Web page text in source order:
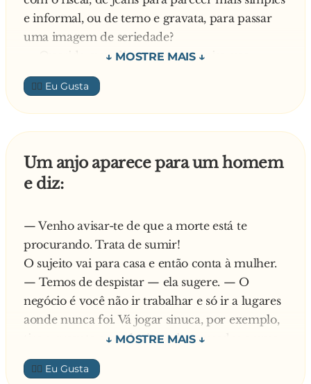
- Os dois! Não podemos facilitar!
O cara chega no serviço todo arranhado,
gravata
torta, cheio de hematomas no rosto. Ao ver
aquela figura grotesca,seu
- O que foi que aconteceu, cara, sofreu algum
acidente?
- Mas, e quanto a esses ferimentos?
- É que a velha não queira entrar no caixão de
jeito nenhum!!!
— É que o meu problema é no pé esquerdo.
e informal, ou de terno e gravata, para passar
uma imagem de seriedade?
— Querido, vou dizer a mesma coisa que
minha mãe me disse quando perguntei a ela se,
na noite de núpcias, devia usar calcinha de
renda ou de seda.
— E o que foi que sua mãe disse?
👍🏼
Um anjo aparece para um homem
e diz:
— Venho avisar-te de que a morte está te
procurando. Trata de sumir!
O sujeito vai para casa e então conta à mulher.
— Temos de despistar — ela sugere. — O
negócio é você não ir trabalhar e só ir a lugares
aonde nunca foi. Vá jogar sinuca, por exemplo,
tire a gravata e ponha jeans bem usados e uma
camisa com flores. Assim a morte não vai te
reconhecer.
👍🏼